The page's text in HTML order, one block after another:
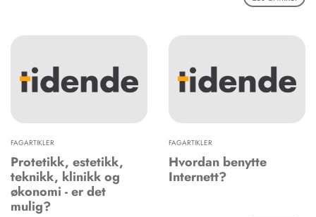
FAGARTIKLER
Protetikk, estetikk,
teknikk, klinikk og
økonomi - er det
mulig?
FAGARTIKLER
Hvordan benytte
Internett?